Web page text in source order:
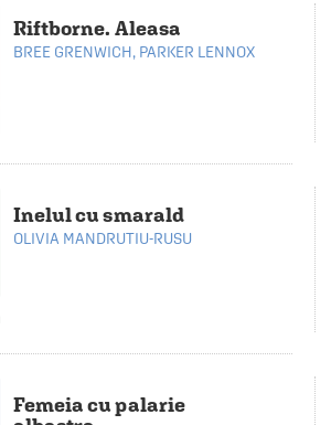
Riftborne. Aleasa
BREE GRENWICH, PARKER LENNOX
Inelul cu smarald
OLIVIA MANDRUTIU-RUSU
Femeia cu palarie